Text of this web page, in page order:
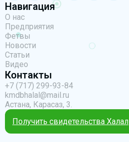
Навигация
О нас
Предприятия
Фетвы
Новости
Статьи
Видео
Контакты
+7 (717) 299-93-84
kmdbhalal@mail.ru
Астана, Карасаз, 3.
Получить свидетельства Халал